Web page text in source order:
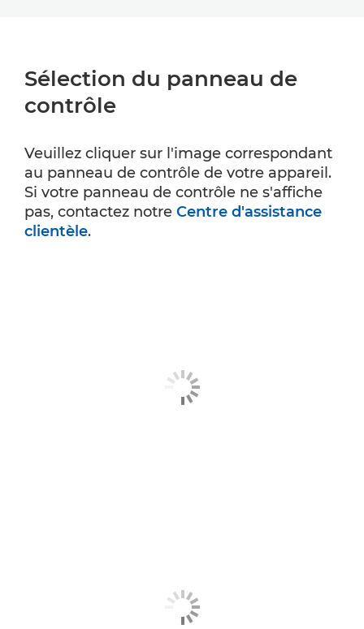
Sélection du panneau de
contrôle
Veuillez cliquer sur l'image correspondant
au panneau de contrôle de votre appareil.
Si votre panneau de contrôle ne s'affiche
pas, contactez notre Centre d'assistance
clientèle.